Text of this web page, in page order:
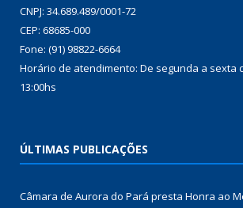
CNPJ: 34.689.489/0001-72
CEP: 68685-000
Fone: (91) 98822-6664
Horário de atendimento: De segunda a sexta
13:00hs
ÚLTIMAS PUBLICAÇÕES
Câmara de Aurora do Pará presta Honra ao